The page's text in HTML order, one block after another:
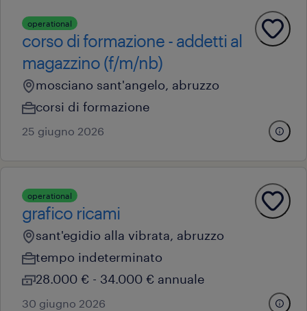
operational
corso di formazione - addetti al
magazzino (f/m/nb)
mosciano sant'angelo, abruzzo
corsi di formazione
25 giugno 2026
operational
grafico ricami
sant'egidio alla vibrata, abruzzo
tempo indeterminato
28.000 € - 34.000 € annuale
30 giugno 2026